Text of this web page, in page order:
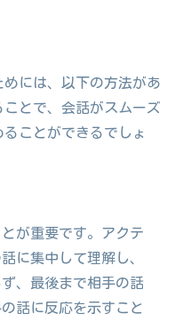
には、以下の方法があ
とで、会話がスムーズ
ことができるでしょ
が重要です。アクテ
に集中して理解し、
、最後まで相手の話
話に反応を示すこと